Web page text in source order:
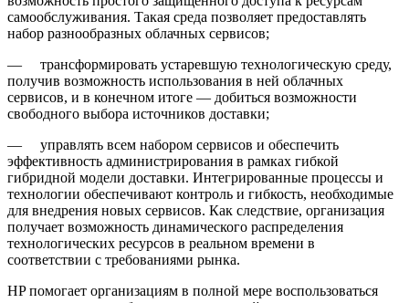
самообслуживания. Такая среда позволяет предоставлять
набор разнообразных облачных сервисов;
— трансформировать устаревшую технологическую среду,
получив возможность использования в ней облачных
сервисов, и в конечном итоге — добиться возможности
свободного выбора источников доставки;
— управлять всем набором сервисов и обеспечить
эффективность администрирования в рамках гибкой
гибридной модели доставки. Интегрированные процессы и
технологии обеспечивают контроль и гибкость, необходимые
для внедрения новых сервисов. Как следствие, организация
получает возможность динамического распределения
технологических ресурсов в реальном времени в
соответствии с требованиями рынка.
HP помогает организациям в полной мере воспользоваться